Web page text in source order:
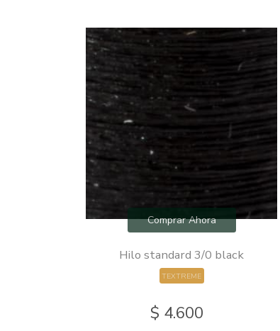
Comprar Ahora
Hilo standard 3/0 black
TEXTREME
$ 4.600